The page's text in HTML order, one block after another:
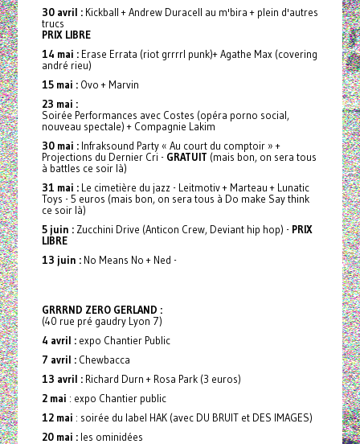
30 avril :Kickball + Andrew Duracell au m'bira + plein d'autres
trucs
PRIX LIBRE
14 mai :Erase Errata (riot grrrrl punk)+ Agathe Max (covering
andré rieu)
15 mai :Ovo + Marvin
23 mai :
Soirée Performances avec Costes (opéra porno social,
nouveau spectale) + Compagnie Lakim
30 mai :Infraksound Party « Au court du comptoir » +
Projections du Dernier Cri - GRATUIT (mais bon, on sera tous
à battles ce soir là)
31 mai :Le cimetière du jazz - Leitmotiv + Marteau + Lunatic
Toys - 5 euros (mais bon, on sera tous à Do make Say think
ce soir là)
5 juin :Zucchini Drive (Anticon Crew, Deviant hip hop) - PRIX
LIBRE
13 juin : No Means No + Ned -
GRRRND ZERO GERLAND :
(40 rue pré gaudry Lyon 7)
4 avril :expo Chantier Public
7 avril :Chewbacca
13 avril :Richard Durn + Rosa Park (3 euros)
2 mai : expo Chantier public
12 mai : soirée du label HAK (avec DU BRUIT et DES IMAGES)
20 mai :les ominidées